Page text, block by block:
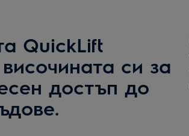
QuickLift
си за
достъп до